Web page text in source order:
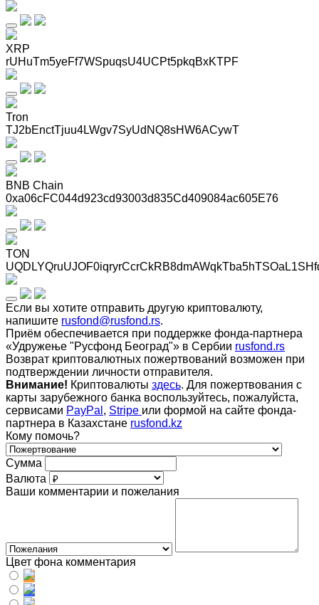
XRP
rUHuTm5yeFf7WSpuqsU4UCPt5pkqBxKTPF
Tron
TJ2bEnctTjuu4LWgv7SyUdNQ8sHW6ACywT
BNB Chain
0xa06cFC044d923cd93003d835Cd409084ac605E76
TON
Если вы хотите отправить другую криптовалюту,
напишите rusfond@rusfond.rs.
Приём обеспечивается при поддержке фонда-партнера
«Удружење "Русфонд Београд"» в Сербии rusfond.rs
Возврат криптовалютных пожертвований возможен при
подтверждении личности отправителя.
Внимание! Криптовалюты здесь. Для пожертвования с
карты зарубежного банка воспользуйтесь, пожалуйста,
сервисами PayPal , Stripe или формой на сайте фонда-
партнера в Казахстане rusfond.kz
Кому помочь?
Сумма
Валюта
Ваши комментарии и пожелания
Цвет фона комментария